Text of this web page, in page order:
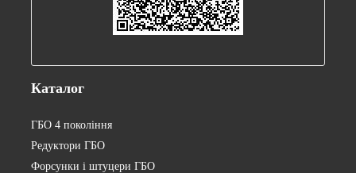
Каталог
ГБО 4 покоління
Редуктори ГБО
Форсунки і штуцери ГБО